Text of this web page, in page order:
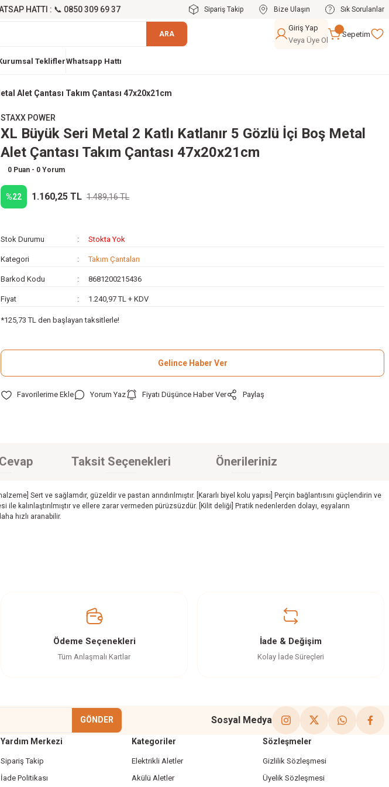
HATTI : 📞 0850 309 69 37 Sipariş Takip Bize Ulaşın Sık Sorulanlar
ARA
Giriş Yap
Veya Üye Ol
Sepetim
TekliflerWhatsapp Hattı
Alet Çantası Takım Çantası 47x20x21cm
STAXX POWER
XL Büyük Seri Metal 2 Katlı Katlanır 5 Gözlü İçi Boş Metal
Alet Çantası Takım Çantası 47x20x21cm
0 Puan - 0 Yorum
%22 1.160,25 TL 1.489,16 TL
Stok Durumu Stokta Yok
Kategori Takım Çantaları
Barkod Kodu 8681200215436
Fiyat 1.240,97 TL + KDV
*125,73 TL den başlayan taksitlerle!
Gelince Haber Ver
Yorum Yaz Fiyatı Düşünce Haber Ver Paylaş
Taksit Seçenekleri Önerileriniz
Sert ve sağlamdır, güzeldir ve pastan arındırılmıştır. [Kararlı biyel kolu yapısı] Perçin bağlantısını güçlendirin ve
kalınlaştırılmıştır ve ellere zarar vermeden pürüzsüzdür. [Kilit deliği] Pratik nedenlerden dolayı, eşyaların
hızlı aranabilir.
Ödeme Seçenekleri
Tüm Anlaşmalı Kartlar
İade & Değişim
Kolay İade Süreçleri
GÖNDER Sosyal Medya
Yardım Merkezi
Sipariş Takip
İade Politikası
Kategoriler
Elektrikli Aletler
Akülü Aletler
Sözleşmeler
Gizlilik Sözleşmesi
Üyelik Sözleşmesi